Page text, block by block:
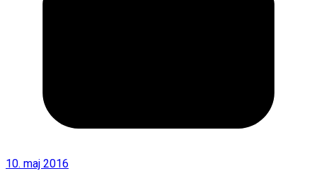
10. maj 2016